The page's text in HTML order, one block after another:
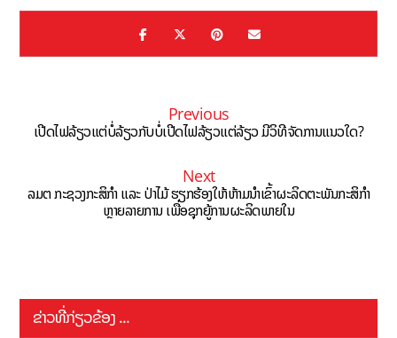
Previous
ເປີດໄຟລ້ຽວແຕ່ບໍ່ລ້ຽວກັບບໍ່ເປີດໄຟລ້ຽວແຕ່ລ້ຽວ ມີວິທີຈັດການແນວໃດ?
Next
ລມຕ ກະຊວງກະສິກຳ ແລະ ປ່າໄມ້ ​ຮຽກ​ຮ້ອງ​ໃຫ້​ຫ້າມ​ນຳ​ເຂົ້າ​ຜະ​ລິດ​ຕະ​ພັນ​ກະ​ສິ​ກຳ
ຫຼາຍລາຍການ ເພື່ອຊຸກຍູ້ການຜະລິດພາຍໃນ
ຂ່າວທີ່ກ່ຽວຂ້ອງ ...